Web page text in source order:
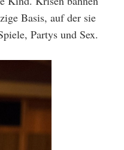
Basis, auf der sie
Partys und Sex.